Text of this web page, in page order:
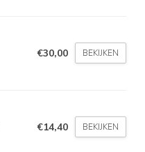
€30,00 BEKIJKEN
€14,40 BEKIJKEN